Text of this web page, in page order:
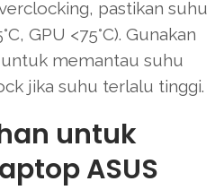
pastikan suhu
GPU <75°C). Gunakan
memantau suhu
jika suhu terlalu tinggi.
untuk
ASUS